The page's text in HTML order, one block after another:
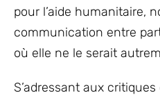
pour l’aide humanitaire,
communication entre
où elle ne le serait
S’adressant aux